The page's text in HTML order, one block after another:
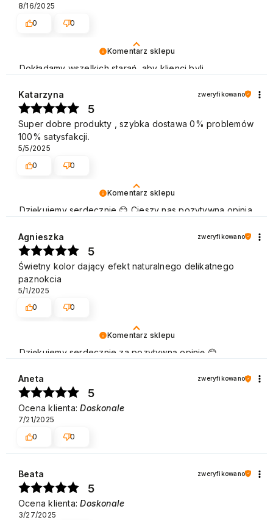
Komentarz sklepu
Dokładamy wszelkich starań, aby klienci byli
opinię i zapraszamy ponownie! Pozdrawiamy
8/16/2025
0
0
Komentarz sklepu
Dziękujemy serdecznie 😊 Cieszy nas pozytywna opinia
zakupu. Pozdrawiamy
Katarzyna zweryfikowano
5
Super dobre produkty , szybka dostawa 0% problemów
100% satysfakcji.
5/5/2025
0
0
Komentarz sklepu
Dziękujemy serdecznie za pozytywną opinię 😊
oraz usług, aby były na jak najwyższym poziomie.
Pozdrawiamy
Agnieszka zweryfikowano
5
Świetny kolor dający efekt naturalnego delikatnego
paznokcia
5/1/2025
0
0
Aneta zweryfikowano
5
Ocena klienta:Doskonale
7/21/2025
0
0
Beata zweryfikowano
5
Ocena klienta:Doskonale
3/27/2025